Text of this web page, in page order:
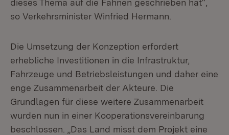
dieses Thema auf die Fahnen geschrieben hat“,
so Verkehrsminister Winfried Hermann.
Die Umsetzung der Konzeption erfordert
erhebliche Investitionen in die Infrastruktur,
Fahrzeuge und Betriebsleistungen und daher eine
enge Zusammenarbeit der Akteure. Die
Grundlagen für diese weitere Zusammenarbeit
wurden nun in einer Kooperationsvereinbarung
beschlossen. „Das Land misst dem Projekt eine